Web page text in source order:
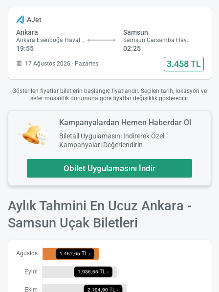
AJet
Ankara
Ankara Esenboğa Havalimanı
19:55
Samsun
Samsun Çarsamba Havalimanı
02:25
17 Ağustos 2026 - Pazartesi 3.458 TL
Gösterilen fiyatlar biletlerin başlangıç fiyatlarıdır. Seçilen tarih, lokasyon ve
sefer müsaitlik durumuna göre fiyatlar değişiklik gösterebilir.
Kampanyalardan Hemen Haberdar Ol
Biletall Uygulamasını Indirerek Özel
Kampanyaları Değerlendirin
Obilet Uygulamasını İndir
Aylık Tahmini En Ucuz Ankara -
Samsun Uçak Biletleri